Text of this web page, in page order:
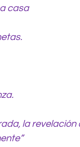
casa
la